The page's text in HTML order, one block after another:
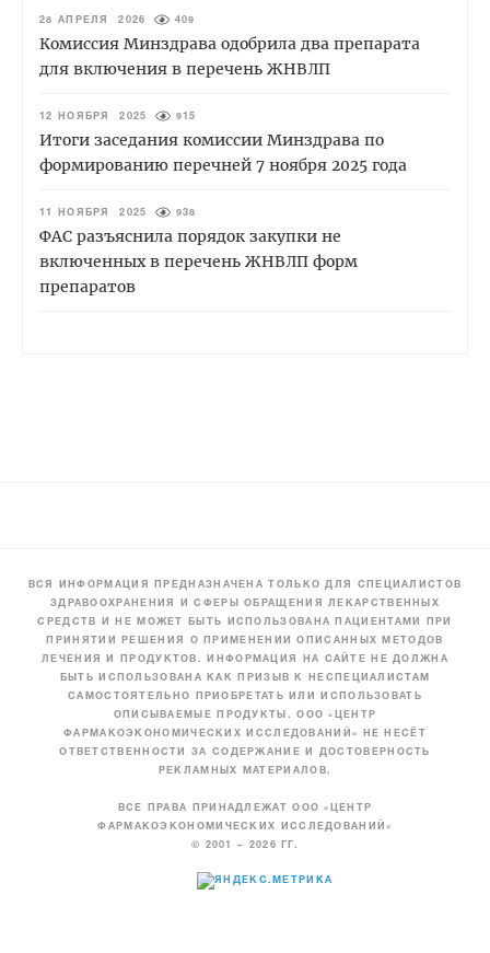
28 АПРЕЛЯ 2026 409
Комиссия Минздрава одобрила два препарата
для включения в перечень ЖНВЛП
12 НОЯБРЯ 2025 915
Итоги заседания комиссии Минздрава по
формированию перечней 7 ноября 2025 года
11 НОЯБРЯ 2025 938
ФАС разъяснила порядок закупки не
включенных в перечень ЖНВЛП форм
препаратов
ВСЯ ИНФОРМАЦИЯ ПРЕДНАЗНАЧЕНА ТОЛЬКО ДЛЯ СПЕЦИАЛИСТОВ
ЗДРАВООХРАНЕНИЯ И СФЕРЫ ОБРАЩЕНИЯ ЛЕКАРСТВЕННЫХ
СРЕДСТВ И НЕ МОЖЕТ БЫТЬ ИСПОЛЬЗОВАНА ПАЦИЕНТАМИ ПРИ
ПРИНЯТИИ РЕШЕНИЯ О ПРИМЕНЕНИИ ОПИСАННЫХ МЕТОДОВ
ЛЕЧЕНИЯ И ПРОДУКТОВ. ИНФОРМАЦИЯ НА САЙТЕ НЕ ДОЛЖНА
БЫТЬ ИСПОЛЬЗОВАНА КАК ПРИЗЫВ К НЕСПЕЦИАЛИСТАМ
САМОСТОЯТЕЛЬНО ПРИОБРЕТАТЬ ИЛИ ИСПОЛЬЗОВАТЬ
ОПИСЫВАЕМЫЕ ПРОДУКТЫ. ООО «ЦЕНТР
ФАРМАКОЭКОНОМИЧЕСКИХ ИССЛЕДОВАНИЙ» НЕ НЕСЁТ
ОТВЕТСТВЕННОСТИ ЗА СОДЕРЖАНИЕ И ДОСТОВЕРНОСТЬ
РЕКЛАМНЫХ МАТЕРИАЛОВ.
ВСЕ ПРАВА ПРИНАДЛЕЖАТ ООО «ЦЕНТР
ФАРМАКОЭКОНОМИЧЕСКИХ ИССЛЕДОВАНИЙ»
© 2001 – 2026 ГГ.